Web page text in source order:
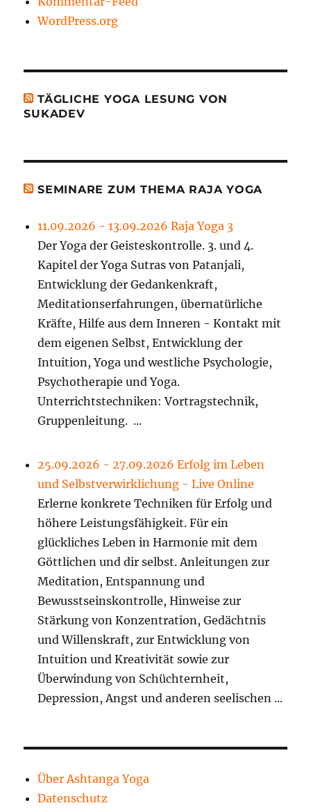
WordPress.org
TÄGLICHE YOGA LESUNG VON
SUKADEV
SEMINARE ZUM THEMA RAJA YOGA
11.09.2026 - 13.09.2026 Raja Yoga 3
Der Yoga der Geisteskontrolle. 3. und 4.
Kapitel der Yoga Sutras von Patanjali,
Entwicklung der Gedankenkraft,
Meditationserfahrungen, übernatürliche
Kräfte, Hilfe aus dem Inneren - Kontakt mit
dem eigenen Selbst, Entwicklung der
Intuition, Yoga und westliche Psychologie,
Psychotherapie und Yoga.
Unterrichtstechniken: Vortragstechnik,
Gruppenleitung. ...
25.09.2026 - 27.09.2026 Erfolg im Leben
und Selbstverwirklichung - Live Online
Erlerne konkrete Techniken für Erfolg und
höhere Leistungsfähigkeit. Für ein
glückliches Leben in Harmonie mit dem
Göttlichen und dir selbst. Anleitungen zur
Meditation, Entspannung und
Bewusstseinskontrolle, Hinweise zur
Stärkung von Konzentration, Gedächtnis
und Willenskraft, zur Entwicklung von
Intuition und Kreativität sowie zur
Überwindung von Schüchternheit,
Depression, Angst und anderen seelischen ...
Über Ashtanga Yoga
Datenschutz